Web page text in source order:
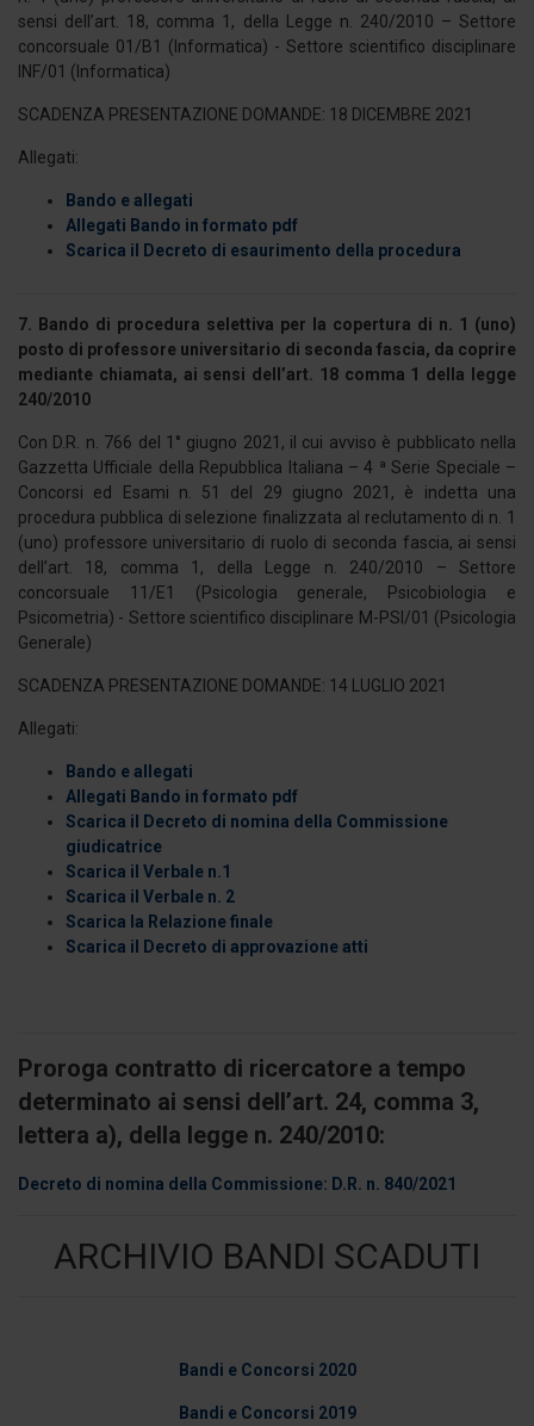
Utilizziamo i cookie per personalizzare contenuti ed
annunci, per fornire funzionalità dei social media e per
informazioni sul modo in cui utilizza il nostro sito con i
nostri partner che si occupano di analisi dei dati web,
con altre informazioni che ha fornito loro o che hanno
raccolto dal suo utilizzo dei loro servizi.
sensi dell’art. 18, comma 1, della Legge n. 240/2010 – Settore
concorsuale 01/B1 (Informatica) - Settore scientifico disciplinare
INF/01 (Informatica)
SCADENZA PRESENTAZIONE DOMANDE: 18 DICEMBRE 2021
Allegati:
Bando e allegati
Allegati Bando in formato pdf
Scarica il Decreto di esaurimento della procedura
7. Bando di procedura selettiva per la copertura di n. 1 (uno)
posto di professore universitario di seconda fascia, da coprire
mediante chiamata, ai sensi dell’art. 18 comma 1 della legge
240/2010
Con D.R. n. 766 del 1° giugno 2021, il cui avviso è pubblicato nella
Gazzetta Ufficiale della Repubblica Italiana – 4 ª Serie Speciale –
Concorsi ed Esami n. 51 del 29 giugno 2021, è indetta una
procedura pubblica di selezione finalizzata al reclutamento di n. 1
(uno) professore universitario di ruolo di seconda fascia, ai sensi
dell’art. 18, comma 1, della Legge n. 240/2010 – Settore
concorsuale 11/E1 (Psicologia generale, Psicobiologia e
Psicometria) - Settore scientifico disciplinare M-PSI/01 (Psicologia
Generale)
SCADENZA PRESENTAZIONE DOMANDE: 14 LUGLIO 2021
Allegati:
Bando e allegati
Allegati Bando in formato pdf
Scarica il Decreto di nomina della Commissione
giudicatrice
Scarica il Verbale n.1
Scarica il Verbale n. 2
Scarica la Relazione finale
Scarica il Decreto di approvazione atti
Proroga contratto di ricercatore a tempo
determinato ai sensi dell’art. 24, comma 3,
lettera a), della legge n. 240/2010:
Decreto di nomina della Commissione: D.R. n. 840/2021
ARCHIVIO BANDI SCADUTI
Bandi e Concorsi 2020
Bandi e Concorsi 2019